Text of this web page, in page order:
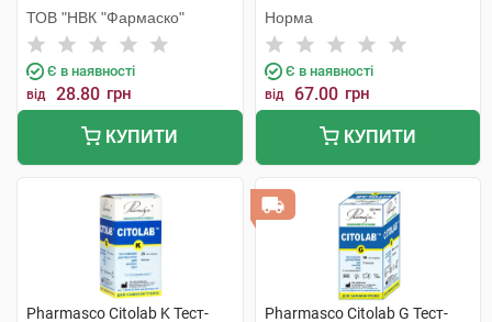
ТОВ "НВК "Фармаско"
Є в наявності
від 28.80 грн
КУПИТИ
Ацетонтест 25 шт
Норма
Є в наявності
від 67.00 грн
КУПИТИ
Pharmasco Citolab K Тест-
Pharmasco Citolab G Тест-